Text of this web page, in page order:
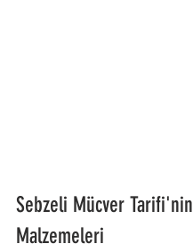
Sebzeli Mücver Tarifi'nin
Malzemeleri